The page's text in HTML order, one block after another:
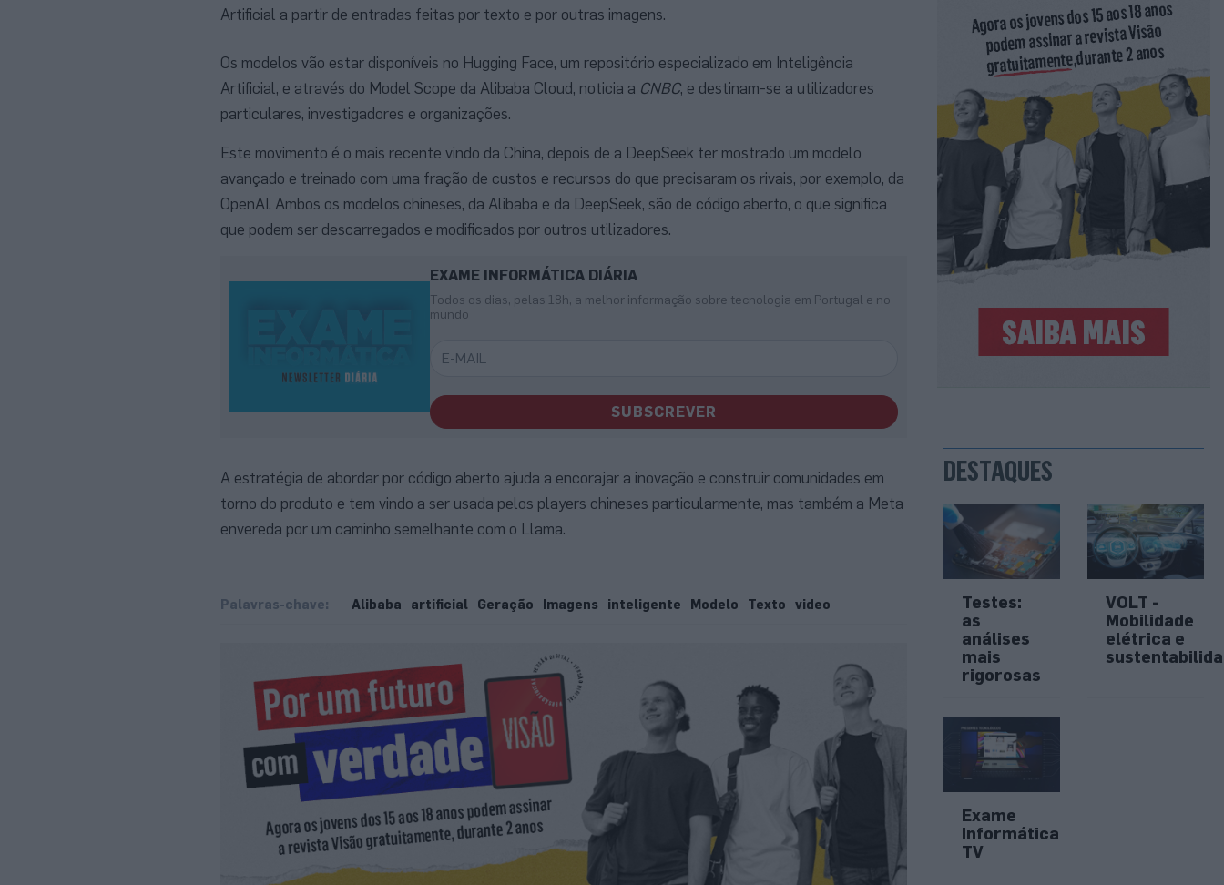
Artificial a partir de entradas feitas por texto e por outras imagens.
Os modelos vão estar disponíveis no Hugging Face, um repositório especializado em Inteligência
Artificial, e através do Model Scope da Alibaba Cloud, noticia a CNBC, e destinam-se a utilizadores
particulares, investigadores e organizações.
Este movimento é o mais recente vindo da China, depois de a DeepSeek ter mostrado um modelo
avançado e treinado com uma fração de custos e recursos do que precisaram os rivais, por exemplo, da
OpenAI. Ambos os modelos chineses, da Alibaba e da DeepSeek, são de código aberto, o que significa
que podem ser descarregados e modificados por outros utilizadores.
EXAME INFORMÁTICA DIÁRIA
Todos os dias, pelas 18h, a melhor informação sobre tecnologia em Portugal e no
mundo
SUBSCREVER
A estratégia de abordar por código aberto ajuda a encorajar a inovação e construir comunidades em
torno do produto e tem vindo a ser usada pelos players chineses particularmente, mas também a Meta
envereda por um caminho semelhante com o Llama.
Palavras-chave: Alibaba artificial Geração Imagens inteligente Modelo Texto video
DESTAQUES
Testes:
as
análises
mais
rigorosas
VOLT -
Mobilidade
elétrica e
Exame
Informática
TV